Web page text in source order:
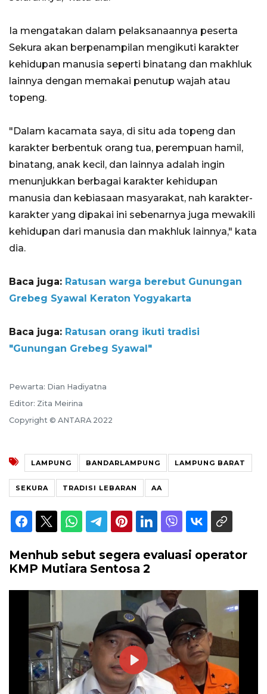
Ia mengatakan dalam pelaksanaannya peserta
Sekura akan berpenampilan mengikuti karakter
kehidupan manusia seperti binatang dan makhluk
lainnya dengan memakai penutup wajah atau
topeng.
"Dalam kacamata saya, di situ ada topeng dan
karakter berbentuk orang tua, perempuan hamil,
binatang, anak kecil, dan lainnya adalah ingin
menunjukkan berbagai karakter kehidupan
manusia dan kebiasaan masyarakat, nah karakter-
karakter yang dipakai ini sebenarnya juga mewakili
kehidupan dari manusia dan makhluk lainnya," kata
dia.
Baca juga: Ratusan warga berebut Gunungan
Grebeg Syawal Keraton Yogyakarta
Baca juga: Ratusan orang ikuti tradisi
"Gunungan Grebeg Syawal"
Pewarta: Dian Hadiyatna
Editor: Zita Meirina
Copyright © ANTARA 2022
LAMPUNG BANDARLAMPUNG LAMPUNG BARAT
SEKURA TRADISI LEBARAN AA
Menhub sebut segera evaluasi operator
KMP Mutiara Sentosa 2
Play